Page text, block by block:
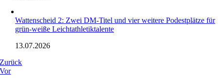
Wattenscheid 2: Zwei DM-Titel und vier weitere Podestplätze für
grün-weiße Leichtathletiktalente
13.07.2026
Zurück
Vor